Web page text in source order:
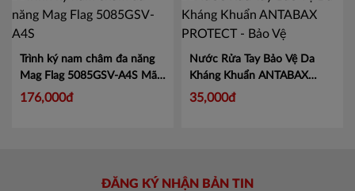
Trình ký nam châm đa năng
Mag Flag 5085GSV-A4S Mã
KJ5085
176,000đ
Nước Rửa Tay Bảo Vệ Da
Kháng Khuẩn ANTABAX
PROTECT - Bảo Vệ
35,000đ
ĐĂNG KÝ NHẬN BẢN TIN